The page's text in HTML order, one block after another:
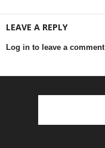
LEAVE A REPLY
Log in to leave a comment